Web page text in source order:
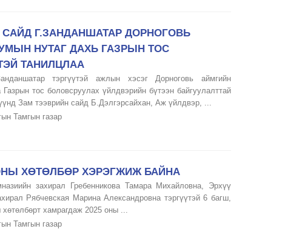
Г.ЗАНДАНШАТАР ДОРНОГОВЬ
НУТАГ ДАХЬ ГАЗРЫН ТОС
ТАНИЛЦЛАА
тэргүүтэй ажлын хэсэг Дорноговь аймгийн
тос боловсруулах үйлдвэрийн бүтээн байгуулалттай
Зам тээврийн сайд Б.Дэлгэрсайхан, Аж үйлдвэр, ...
Тамгын газар
ХӨТӨЛБӨР ХЭРЭГЖИЖ БАЙНА
захирал Гребенникова Тамара Михайловна, Эрхүү
Рябчевская Марина Александровна тэргүүтэй 6 багш,
хамрагдаж 2025 оны ...
Тамгын газар